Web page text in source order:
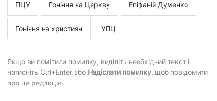
ПЦУ Гоніння на Церкву Епіфаній Думенко
Гоніння на християн УПЦ
Якщо ви помітили помилку, виділіть необхідний текст і
натисніть Ctrl+Enter або Надіслати помилку, щоб повідомити
про це редакцію.